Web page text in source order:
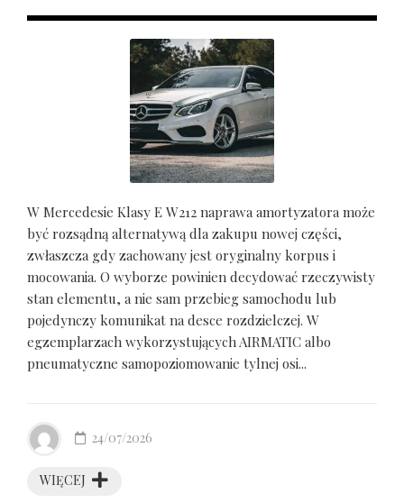
W Mercedesie Klasy E W212 naprawa amortyzatora może
być rozsądną alternatywą dla zakupu nowej części,
zwłaszcza gdy zachowany jest oryginalny korpus i
mocowania. O wyborze powinien decydować rzeczywisty
stan elementu, a nie sam przebieg samochodu lub
pojedynczy komunikat na desce rozdzielczej. W
egzemplarzach wykorzystujących AIRMATIC albo
pneumatyczne samopoziomowanie tylnej osi...
WIĘCEJ
24/07/2026